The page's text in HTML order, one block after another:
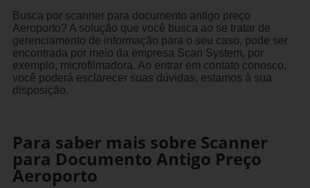
Busca por scanner para documento antigo preço
Aeroporto? A solução que você busca ao se tratar de
gerenciamento de informação para o seu caso, pode ser
encontrada por meio da empresa Scan System, por
exemplo, microfilmadora. Ao entrar em contato conosco,
você poderá esclarecer suas dúvidas, estamos à sua
disposição.
Para saber mais sobre Scanner
para Documento Antigo Preço
Aeroporto